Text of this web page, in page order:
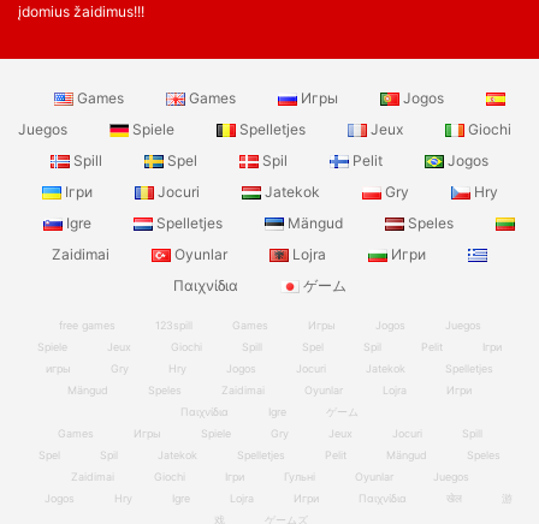
įdomius žaidimus!!!
Games Games Игры
Jogos
Juegos
Spiele Spelletjes Jeux
Giochi
Spill
Spel Spil Pelit
Jogos
Ігри
Jocuri Jatekok Gry
Hry
Igre
Spelletjes Mängud
Speles
Zaidimai
Oyunlar Lojra
Игри
Παιχνίδια
ゲーム
free games 123spill Games Игры Jogos
Juegos
Spiele
Jeux Giochi Spill Spel Spil Pelit
Ігри
игры
Gry Hry Jogos Jocuri Jatekok
Spelletjes
Mängud
Speles Zaidimai Oyunlar Lojra
Игри
Παιχνίδια
Igre
ゲーム
Games
Игры Spiele Gry Jeux Jocuri
Spill
Spel
Spil Jatekok Spelletjes Pelit Mängud
Speles
Zaidimai
Giochi Ігри Гульні Oyunlar
Juegos
Jogos
Hry Igre Lojra Игри Παιχνίδια खेल
游
戏
ゲームズ